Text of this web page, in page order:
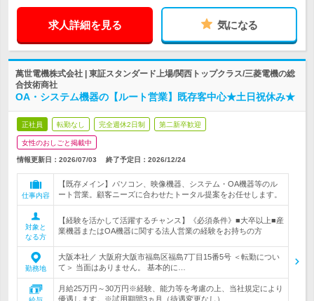
求人詳細を見る 気になる
萬世電機株式会社 | 東証スタンダード上場/関西トップクラス/三菱電機の総
合技術商社
OA・システム機器の【ルート営業】既存客中心★土日祝休み★
正社員 転勤なし 完全週休2日制 第二新卒歓迎
女性のおしごと掲載中
情報更新日：2026/07/03 終了予定日： 2026/12/24
仕事内容
【既存メイン】パソコン、映像機器、システム・OA機器等のル
ート営業。顧客ニーズに合わせたトータル提案をお任せします。
対象と
なる方
【経験を活かして活躍するチャンス】《必須条件》■大卒以上■産
業機器またはOA機器に関する法人営業の経験をお持ちの方
勤務地
大阪本社／ 大阪府大阪市福島区福島7丁目15番5号 ＜転勤につい
て＞ 当面はありません。 基本的に…
月給25万円～30万円※経験、能力等を考慮の上、当社規定により
優遇します。※試用期間3ヵ月（待遇変更なし）